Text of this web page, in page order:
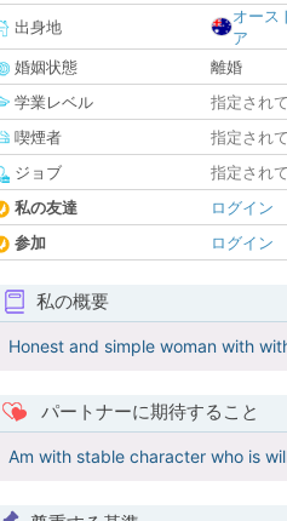
出身地
オース
ア
婚姻状態
離婚
学業レベル
指定され
喫煙者
指定され
ジョブ
指定され
私の友達
ログイン
参加
ログイン
私の概要
Honest and simple woman with
パートナーに期待すること
Am with stable character who is